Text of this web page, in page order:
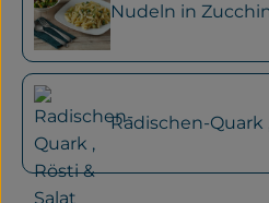
Nudeln in
Radischen-Quark